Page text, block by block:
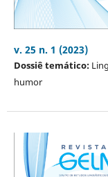
v. 25 n. 1 (2023)
Dossiê temático:
humor